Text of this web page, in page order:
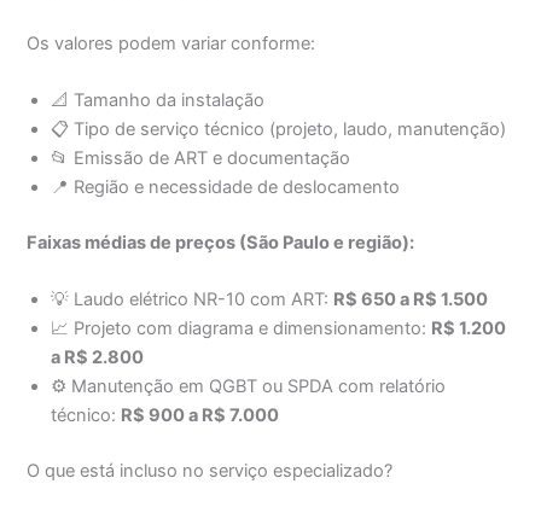
Os valores podem variar conforme:
📐 Tamanho da instalação
📋 Tipo de serviço técnico (projeto, laudo, manutenção)
📂 Emissão de ART e documentação
📍 Região e necessidade de deslocamento
Faixas médias de preços (São Paulo e região):
💡 Laudo elétrico NR-10 com ART: R$ 650 a R$ 1.500
📈 Projeto com diagrama e dimensionamento: R$ 1.200
a R$ 2.800
⚙️ Manutenção em QGBT ou SPDA com relatório
técnico: R$ 900 a R$ 7.000
O que está incluso no serviço especializado?